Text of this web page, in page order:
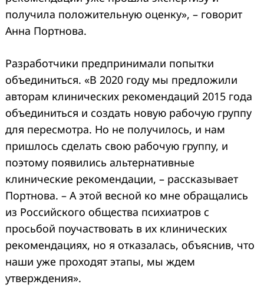
получила положительную оценку», – говорит
Анна Портнова.
Разработчики предпринимали попытки
объединиться. «В 2020 году мы предложили
авторам клинических рекомендаций 2015 года
объединиться и создать новую рабочую группу
для пересмотра. Но не получилось, и нам
пришлось сделать свою рабочую группу, и
поэтому появились альтернативные
клинические рекомендации, – рассказывает
Портнова. – А этой весной ко мне обращались
из Российского общества психиатров с
просьбой поучаствовать в их клинических
рекомендациях, но я отказалась, объяснив, что
наши уже проходят этапы, мы ждем
утверждения».